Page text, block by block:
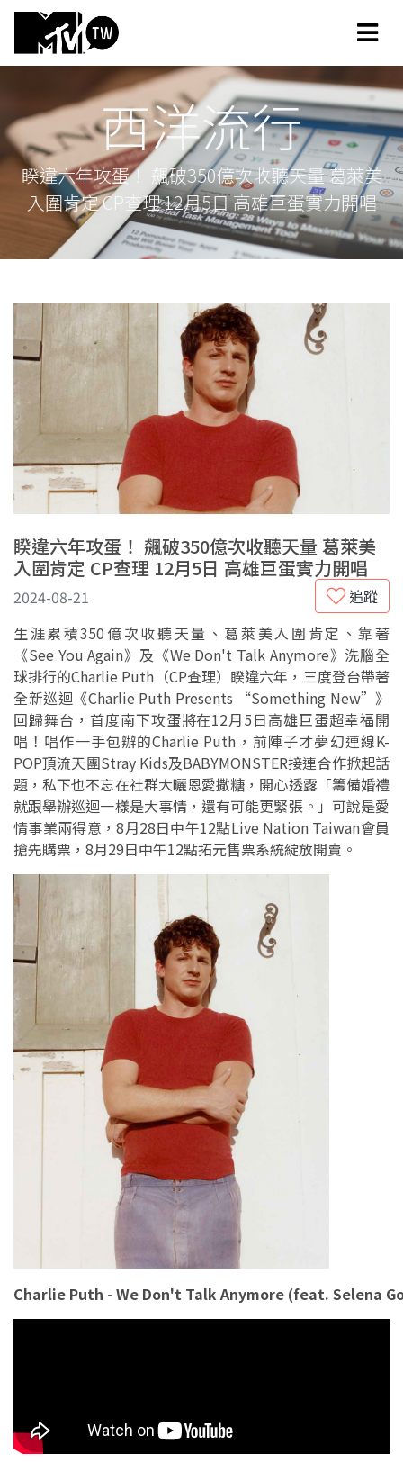
西洋流行
睽違六年攻蛋！ 飆破350億次收聽天量 葛萊美
入圍肯定 CP查理 12月5日 高雄巨蛋實力開唱
睽違六年攻蛋！ 飆破350億次收聽天量 葛萊美
入圍肯定 CP查理 12月5日 高雄巨蛋實力開唱
追蹤
2024-08-21
生涯累積350億次收聽天量、葛萊美入圍肯定、靠著
《See You Again》及《We Don't Talk Anymore》洗腦全
球排行的Charlie Puth（CP查理）睽違六年，三度登台帶著
全新巡迴《Charlie Puth Presents “Something New”》
回歸舞台，首度南下攻蛋將在12月5日高雄巨蛋超幸福開
唱！唱作一手包辦的Charlie Puth，前陣子才夢幻連線K-
POP頂流天團Stray Kids及BABYMONSTER接連合作掀起話
題，私下也不忘在社群大曬恩愛撒糖，開心透露「籌備婚禮
就跟舉辦巡迴一樣是大事情，還有可能更緊張。」可說是愛
情事業兩得意，8月28日中午12點Live Nation Taiwan會員
搶先購票，8月29日中午12點拓元售票系統綻放開賣。
Charlie Puth - We Don't Talk Anymore (feat. Selena